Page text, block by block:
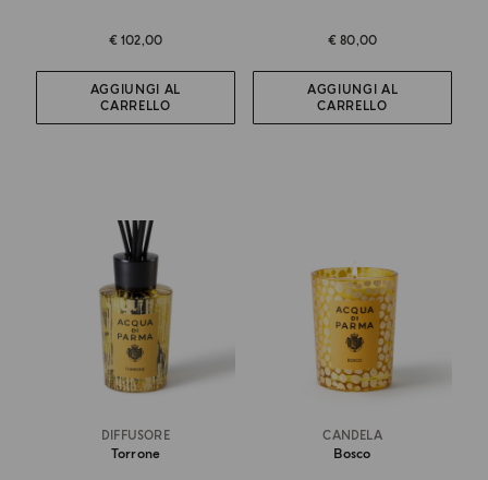
€ 102,00
AGGIUNGI AL
CARRELLO
€ 80,00
AGGIUNGI AL
CARRELLO
DIFFUSORE
Torrone
CANDELA
Bosco